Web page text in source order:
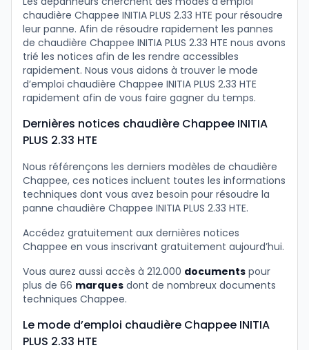
chaudière Chappee INITIA PLUS 2.33 HTE pour résoudre
leur panne. Afin de résoudre rapidement les pannes
de chaudière Chappee INITIA PLUS 2.33 HTE nous avons
trié les notices afin de les rendre accessibles
rapidement. Nous vous aidons à trouver le mode
d’emploi chaudière Chappee INITIA PLUS 2.33 HTE
rapidement afin de vous faire gagner du temps.
Dernières notices chaudière Chappee INITIA
PLUS 2.33 HTE
Nous référençons les derniers modèles de chaudière
Chappee, ces notices incluent toutes les informations
techniques dont vous avez besoin pour résoudre la
panne chaudière Chappee INITIA PLUS 2.33 HTE.
Accédez gratuitement aux dernières notices
Chappee en vous inscrivant gratuitement aujourd’hui.
Vous aurez aussi accès à 212.000 documents pour
plus de 66 marques dont de nombreux documents
techniques Chappee.
Le mode d’emploi chaudière Chappee INITIA
PLUS 2.33 HTE